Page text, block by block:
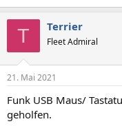
T Terrier
Fleet Admiral
21. Mai 2021
Funk USB Maus/
geholfen.